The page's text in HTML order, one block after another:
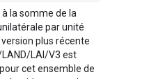
la somme de la
par unité
plus récente
LAI/V3 est
cet ensemble de